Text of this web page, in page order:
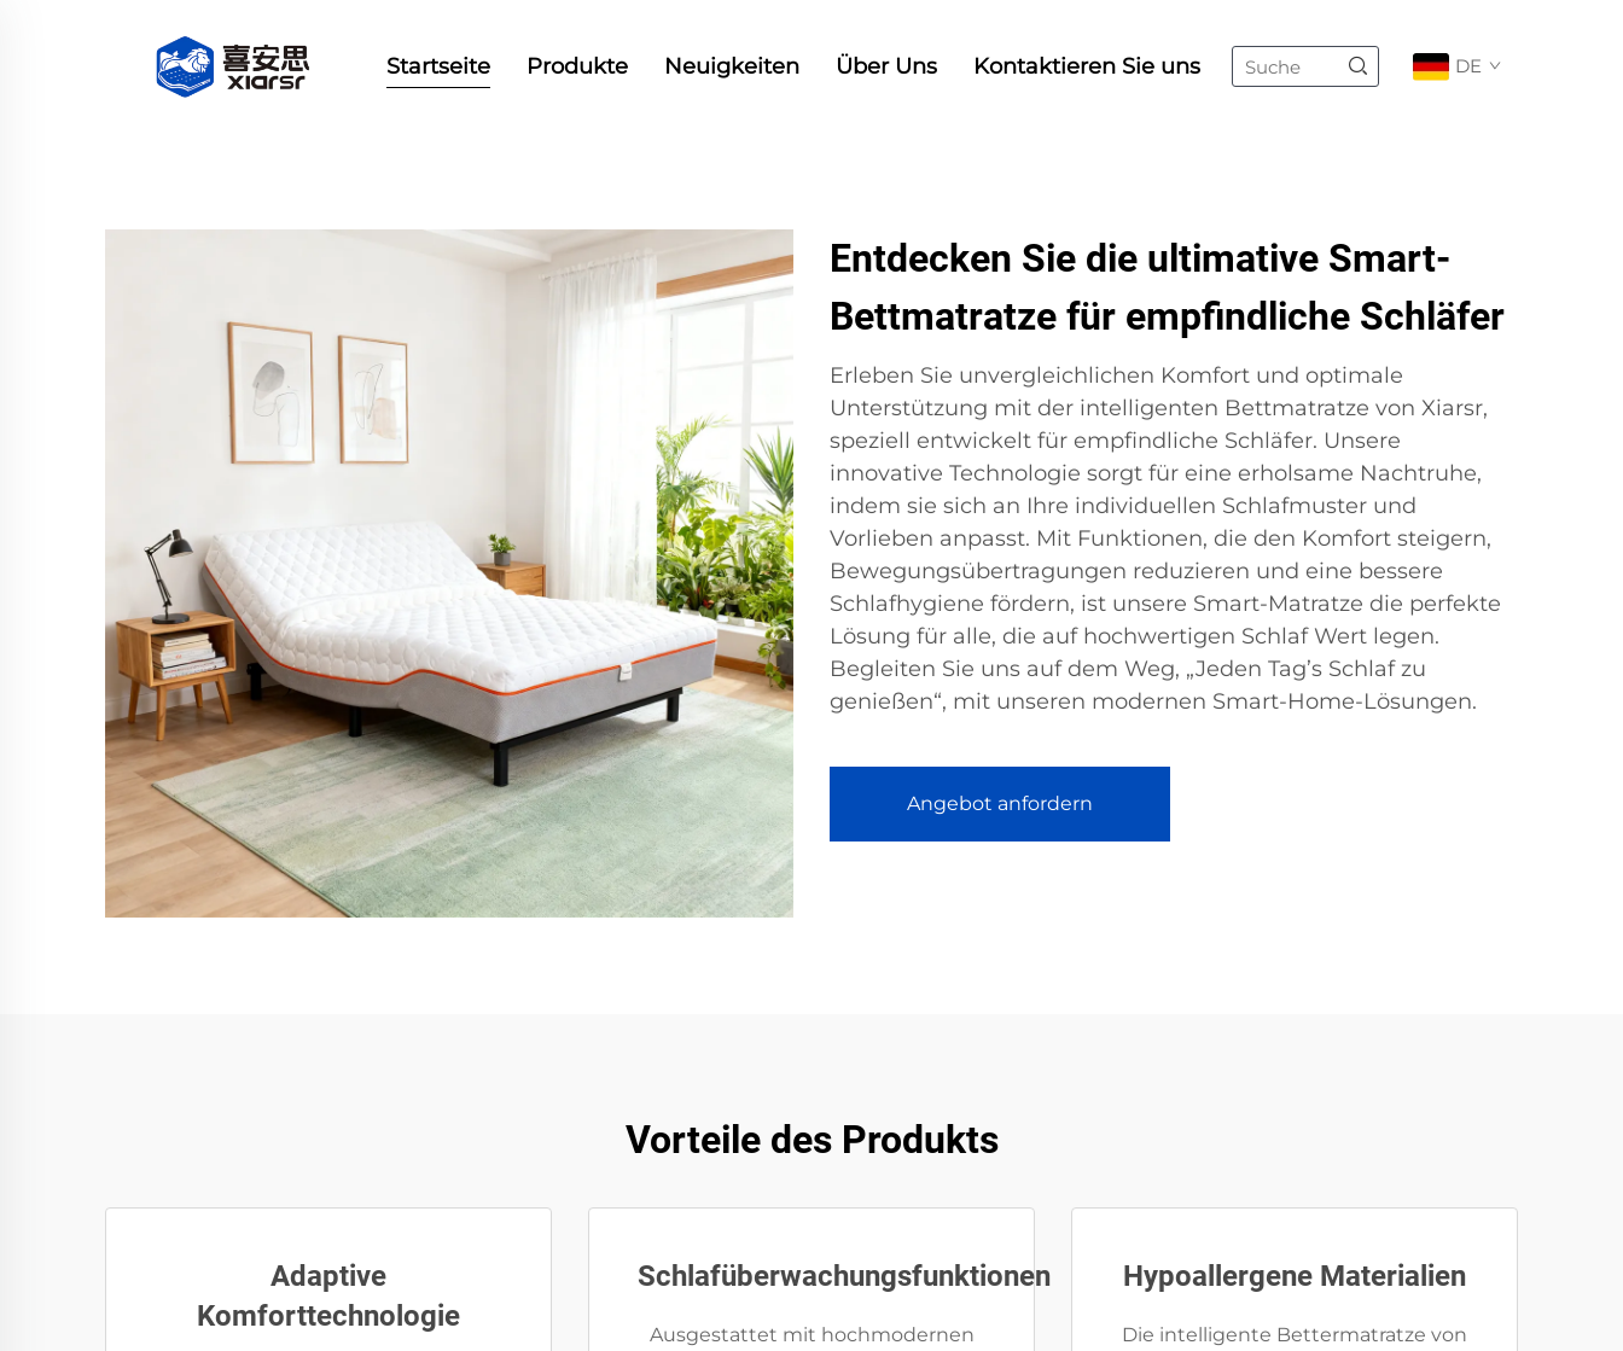
Startseite Produkte Neuigkeiten Über Uns Kontaktieren Sie uns DE
Entdecken Sie die ultimative Smart-
Bettmatratze für empfindliche Schläfer
Erleben Sie unvergleichlichen Komfort und optimale
Unterstützung mit der intelligenten Bettmatratze von Xiarsr,
speziell entwickelt für empfindliche Schläfer. Unsere
innovative Technologie sorgt für eine erholsame Nachtruhe,
indem sie sich an Ihre individuellen Schlafmuster und
Vorlieben anpasst. Mit Funktionen, die den Komfort steigern,
Bewegungsübertragungen reduzieren und eine bessere
Schlafhygiene fördern, ist unsere Smart-Matratze die perfekte
Lösung für alle, die auf hochwertigen Schlaf Wert legen.
Begleiten Sie uns auf dem Weg, „Jeden Tag’s Schlaf zu
genießen“, mit unseren modernen Smart-Home-Lösungen.
Angebot anfordern
Vorteile des Produkts
Adaptive
Komforttechnologie
Schlafüberwachungsfunktionen
Ausgestattet mit hochmodernen
Hypoallergene Materialien
Die intelligente Bettermatratze von